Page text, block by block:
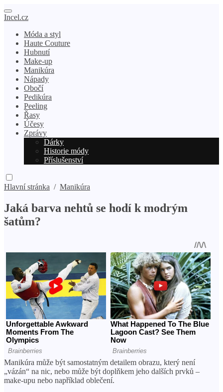
Incel.cz
Móda a styl
Haute Couture
Hubnutí
Make-up
Manikúra
Nápady
Obočí
Pedikúra
Peeling
Řasy
Účesy
Zprávy
Dárky
Historie módy
Příslušenství
Hlavní stránka / Manikúra
Jaká barva nehtů se hodí k modrým
šatům?
Manikúra může být samostatným detailem obrazu, který není
„vázán“ na nic, nebo může být doplňkem jeho dalších prvků –
make-upu nebo například oblečení.